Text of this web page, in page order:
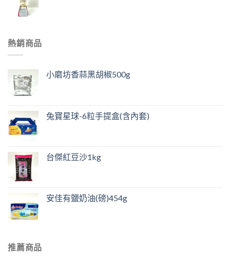
熱銷商品
小磨坊香蒜黑胡椒500g
兔寶星球-6粒手提盒(含內套)
台傑紅豆沙1kg
安佳有鹽奶油(磅)454g
推薦商品